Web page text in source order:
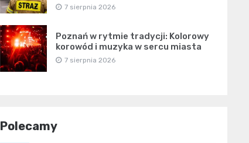
7 sierpnia 2026
Poznań w rytmie tradycji: Kolorowy
korowód i muzyka w sercu miasta
7 sierpnia 2026
Polecamy